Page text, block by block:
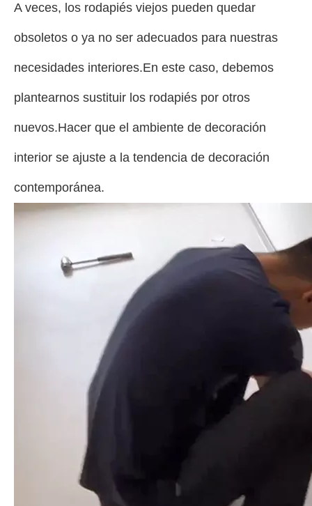
A veces, los rodapiés viejos pueden quedar
obsoletos o ya no ser adecuados para nuestras
necesidades interiores.En este caso, debemos
plantearnos sustituir los rodapiés por otros
nuevos.Hacer que el ambiente de decoración
interior se ajuste a la tendencia de decoración
contemporánea.